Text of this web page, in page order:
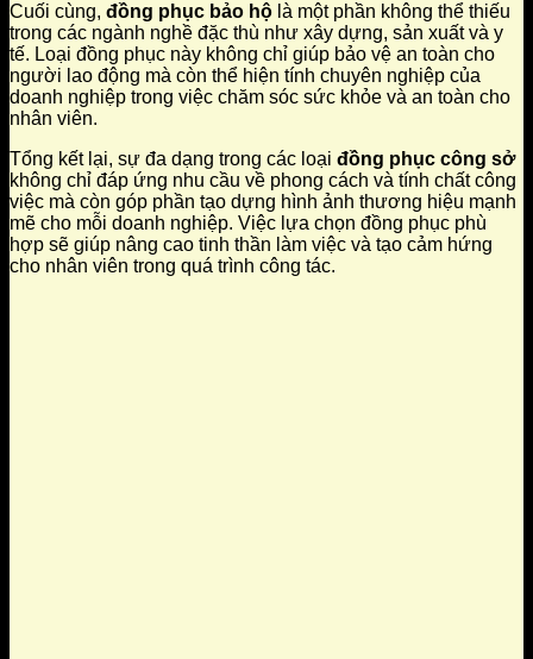
Cuối cùng, đồng phục bảo hộ là một phần không thể thiếu
trong các ngành nghề đặc thù như xây dựng, sản xuất và y
tế. Loại đồng phục này không chỉ giúp bảo vệ an toàn cho
người lao động mà còn thể hiện tính chuyên nghiệp của
doanh nghiệp trong việc chăm sóc sức khỏe và an toàn cho
nhân viên.
Tổng kết lại, sự đa dạng trong các loại đồng phục công sở
không chỉ đáp ứng nhu cầu về phong cách và tính chất công
việc mà còn góp phần tạo dựng hình ảnh thương hiệu mạnh
mẽ cho mỗi doanh nghiệp. Việc lựa chọn đồng phục phù
hợp sẽ giúp nâng cao tinh thần làm việc và tạo cảm hứng
cho nhân viên trong quá trình công tác.